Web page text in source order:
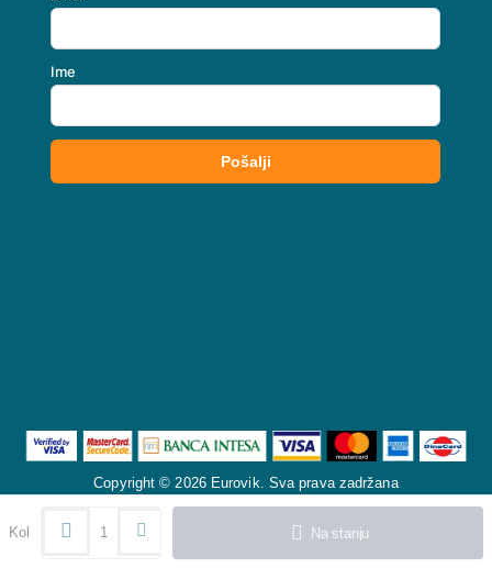
Kol Na stanju
Copyright © 2026 Eurovik. Sva prava zadržana